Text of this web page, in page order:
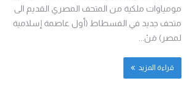
مومياوات ملكية من المتحف المصري القديم الى
متحف جديد في الفسطاط (أول عاصمة إسلامية
لمصر) مَنْ...
قراءة المزيد